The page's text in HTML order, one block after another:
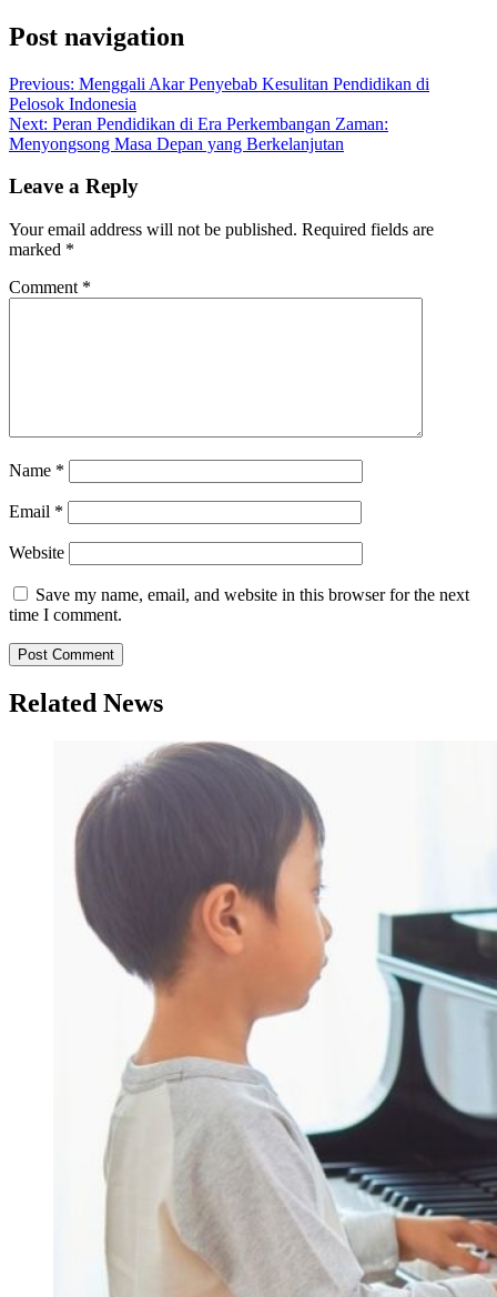
Post navigation
Previous: Menggali Akar Penyebab Kesulitan Pendidikan di
Pelosok Indonesia
Next: Peran Pendidikan di Era Perkembangan Zaman:
Menyongsong Masa Depan yang Berkelanjutan
Leave a Reply
Your email address will not be published. Required fields are
marked *
Comment *
Name *
Email *
Website
Save my name, email, and website in this browser for the next
time I comment.
Related News